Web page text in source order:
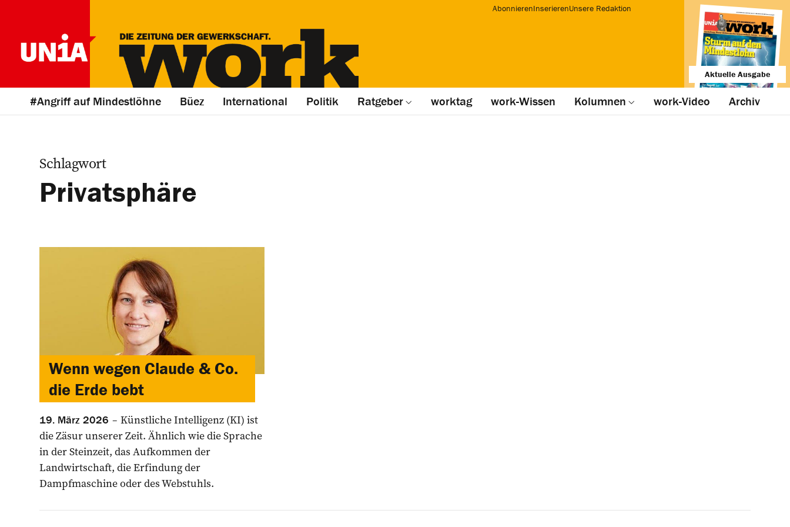
AbonnierenInserierenUnsere Redaktion
Aktuelle Ausgabe
#Angriff auf Mindestlöhne Büez International Politik Ratgeber worktag work-Wissen Kolumnen work-Video Archiv
Schlagwort
Privatsphäre
Wenn wegen Claude & Co.
die Erde bebt
19. März 2026
Künstliche Intelligenz (KI) ist
die Zäsur unserer Zeit. Ähnlich wie die Sprache
in der Steinzeit, das Aufkommen der
Landwirtschaft, die Erfindung der
Dampfmaschine oder des Webstuhls.